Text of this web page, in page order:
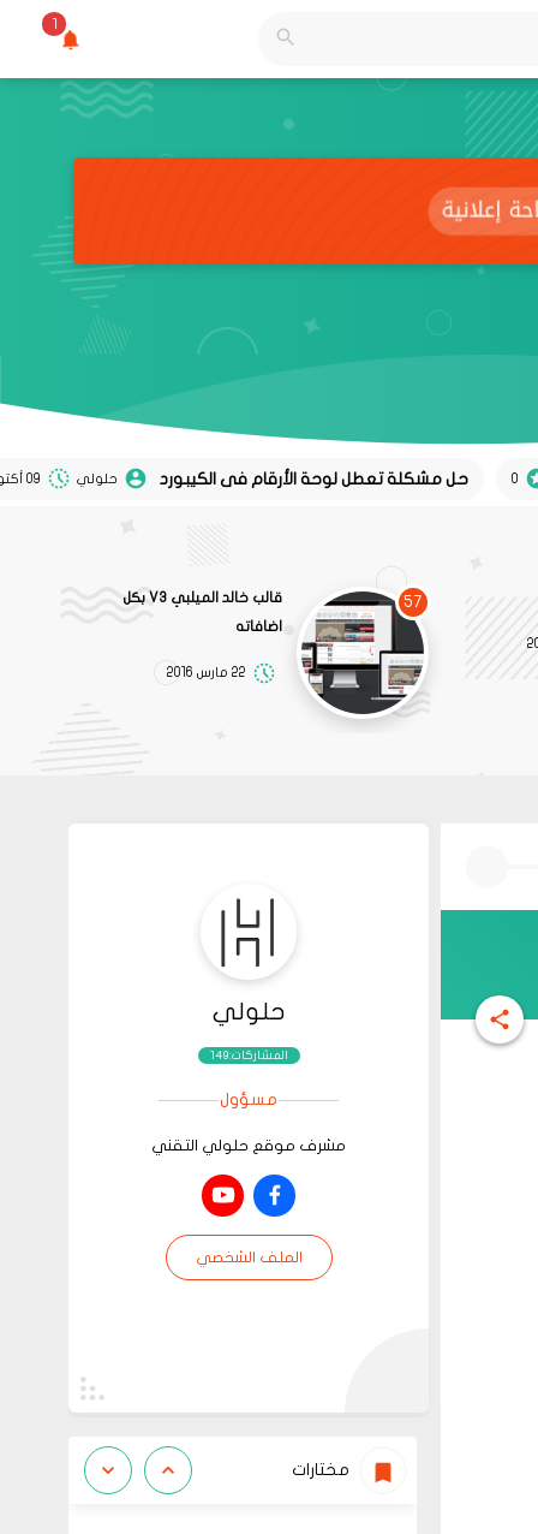
1
حل مشكلة تعطل لوحة الأرقام فى الكيبورد حلولي 09 أكتوبر 2024
57
قالب خالد الميلبي V3 بكل
اضافاته
22 مارس 2016
حلولي
المشاركات:149
مسؤول
مشرف موقع حلولي التقني
الملف الشخصي
مختارات